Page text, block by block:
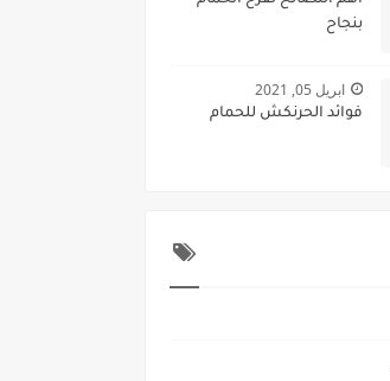
بنجاح
ابريل 05, 2021
فوائد الحرنكش للحمام